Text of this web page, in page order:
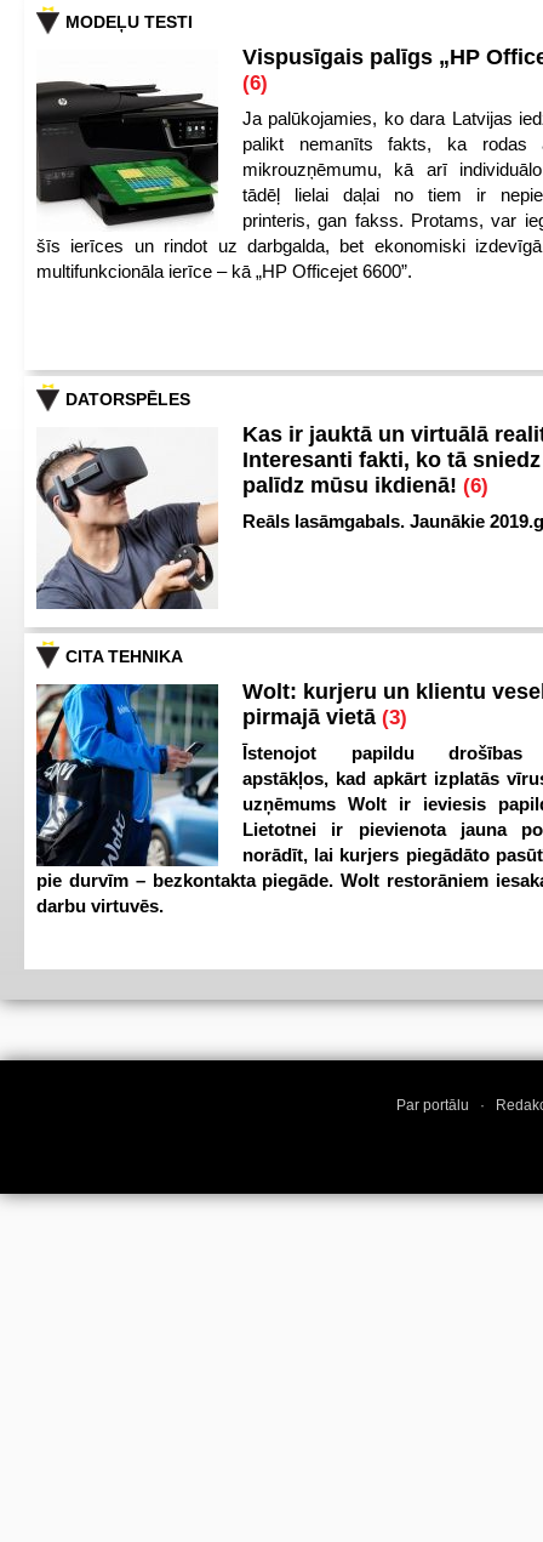
MODEĻU TESTI
Vispusīgais palīgs „HP
(6)
Ja palūkojamies, ko dara Latvijas
palikt nemanīts fakts, ka rodas
mikrouzņēmumu, kā arī
tādēļ lielai daļai no tiem ir
printeris, gan fakss. Protams, var
šīs ierīces un rindot uz darbgalda, bet ekonomiski
multifunkcionāla ierīce – kā „HP Officejet 6600”.
DATORSPĒLES
Kas ir jauktā un virtuālā
Interesanti fakti, ko tā
palīdz mūsu ikdienā! (6)
Reāls lasāmgabals. Jaunākie
CITA TEHNIKA
Wolt: kurjeru un klientu
pirmajā vietā (3)
Īstenojot papildu drošības
apstākļos, kad apkārt izplatās
uzņēmums Wolt ir ieviesis
Lietotnei ir pievienota jauna
norādīt, lai kurjers piegādāto
pie durvīm – bezkontakta piegāde. Wolt restorāniem
darbu virtuvēs.
Par portālu ·